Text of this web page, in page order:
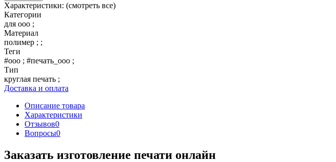
Характеристики: (смотреть все)
Категории
для ооо ;
Материал
полимер ; ;
Теги
#ооо ; #печать_ооо ;
Тип
круглая печать ;
Доставка и оплата
Описание товара
Характеристики
Отзывов0
Вопросы0
Заказать изготовление печати онлайн